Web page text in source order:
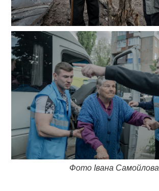
Фото Івана Самойлова